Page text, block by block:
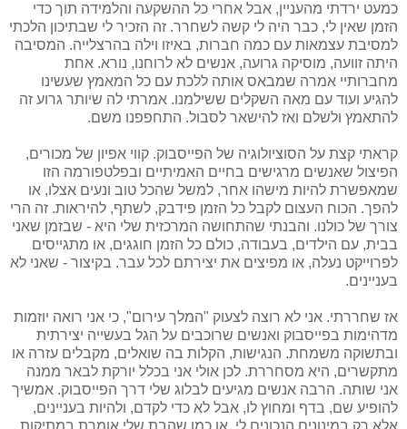
כמעט ירדתי מהעניין, אבל אחרי כל ההשקעה והלמידה תוך כדי
הזמן שאין לי, כבר היה לי קשה לשחרר. זה הזכיר לי שבתיכון הלכתי
למסיבת עצמאות עם כמה חברות, באיזו וילה בהרצלייה. המסיבה
היתה זוועה, מוסיקה גרועה, אנשים לא לרוחנו, נורא. אחת
מחברותיי אמרה שמבאס אותה ללכת עם כל המאמץ שעשינו
להגיע ועוד עם מאה השקלים ששילמנו. אמרתי לה שיותר גרוע זה
להתאמץ ולשלם ואז להישאר לסבול. התחפפנו משם.
קראתי קצת על הסוציולוגיה של הפייסבוק. קווי אפיון של מכורים,
הפיצול שאנשים מרגישים בחיים האמיתיים ובפלטפורמה הזו
שמאפשרת להיות מישהו אחר, למשל שהכל טוב ונעים אצלו, או
להפך. הכוח העצום לקבל כל הזמן פידבק, לשתף, להיראות. זה הרי
צורך של כולנו. והבנתי שהתחושה המרכזית שלי היא - שבזמן שאני
בבית, עם הילדים, בעבודה, כולם כל הזמן חוגגים, או מתגייסים
לפרוייקט נעלה, או מפיצים את יצירתם לכל עבר. בקיצור - שאני לא
בעניינים.
אז שחררתי. אני לא רוצה לצעוק "המלך עירום", כי אני רואה יוזמות
מדהימות בפייסבוק ואנשים שרוכבים על הגל בעשייה יצירתית
ובתשוקה משמחת. הנגישות, הקלות בה שואלים, מקבלים עזרה או
מתקשרים, היא מסחררת. לכן אולי אני בכלל יורקת לבאר ממנה
אני שותה. הרבה אנשים מגיעים לבלוג שלי דרך הפייסבוק. אמשיך
להופיע שם, בדף ומחוץ לו, אבל לא כדי לקדם, ולהיות בעניינים,